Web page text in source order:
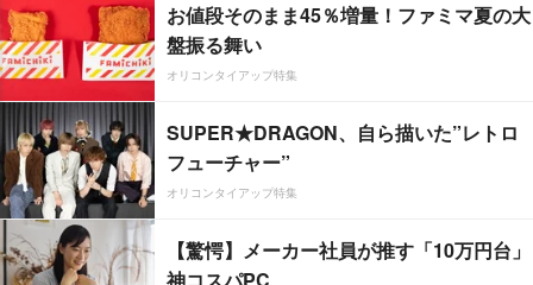
お値段そのまま45％増量！ファミマ夏の大
盤振る舞い
オリコンタイアップ特集
SUPER★DRAGON、自ら描いた”レトロ
フューチャー”
オリコンタイアップ特集
【驚愕】メーカー社員が推す「10万円台」